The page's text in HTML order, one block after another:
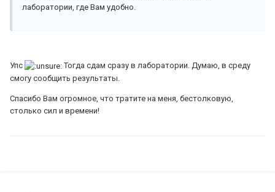
лаборатории, где Вам удобно.
Упс
Тогда сдам сразу в лаборатории. Думаю, в среду
смогу сообщить результаты.
Спасибо Вам огромное, что тратите на меня, бестолковую,
столько сил и времени!